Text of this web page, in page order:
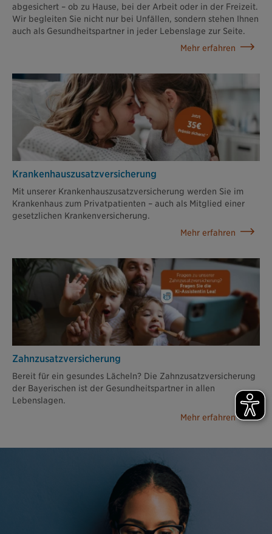
abgesichert – ob zu Hause, bei der Arbeit oder in der Freizeit.
Wir begleiten Sie nicht nur bei Unfällen, sondern stehen Ihnen
auch als Gesundheitspartner in jeder Lebenslage zur Seite.
Mehr erfahren
Krankenhaus­zusatz­versicherung
Mit unserer Krankenhauszusatzversicherung werden Sie im
Krankenhaus zum Privatpatienten – auch als Mitglied einer
gesetzlichen Krankenversicherung.
Mehr erfahren
Zahn­zusatz­versicherung
Bereit für ein gesundes Lächeln? Die Zahnzusatzversicherung
der Bayerischen ist der Gesundheitspartner in allen
Lebenslagen.
Mehr erfahren